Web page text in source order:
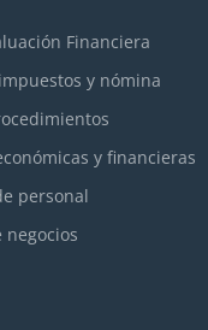
Financiera
y nómina
y financieras
personal
negocios